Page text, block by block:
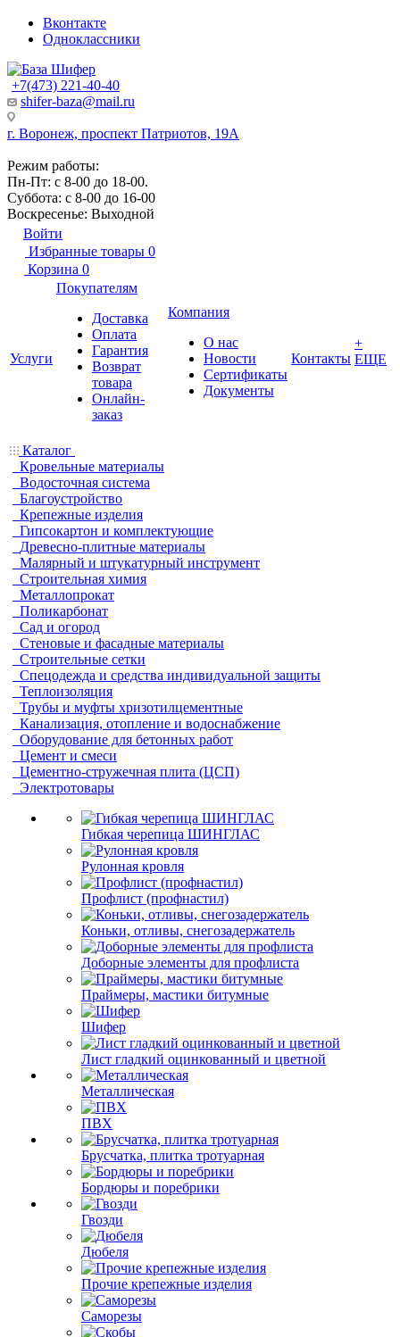
Вконтакте
Одноклассники
+7(473) 221-40-40
shifer-baza@mail.ru
г. Воронеж, проспект Патриотов, 19А
Режим работы:
Пн-Пт: с 8-00 до 18-00.
Суббота: с 8-00 до 16-00
Воскресенье: Выходной
Войти
Избранные товары 0
Корзина 0
Услуги
Покупателям
Доставка
Оплата
Гарантия
Возврат
товара
Онлайн-
заказ
Компания
О нас
Новости
Сертификаты
Документы
Контакты
+
ЕЩЕ
Каталог
Кровельные материалы
Водосточная система
Благоустройство
Крепежные изделия
Гипсокартон и комплектующие
Древесно-плитные материалы
Малярный и штукатурный инструмент
Строительная химия
Металлопрокат
Поликарбонат
Сад и огород
Стеновые и фасадные материалы
Строительные сетки
Спецодежда и средства индивидуальной защиты
Теплоизоляция
Трубы и муфты хризотилцементные
Канализация, отопление и водоснабжение
Оборудование для бетонных работ
Цемент и смеси
Цементно-стружечная плита (ЦСП)
Электротовары
Гибкая черепица ШИНГЛАС
Рулонная кровля
Профлист (профнастил)
Коньки, отливы, снегозадержатель
Доборные элементы для профлиста
Праймеры, мастики битумные
Шифер
Лист гладкий оцинкованный и цветной
Металлическая
ПВХ
Брусчатка, плитка тротуарная
Бордюры и поребрики
Гвозди
Дюбеля
Прочие крепежные изделия
Саморезы